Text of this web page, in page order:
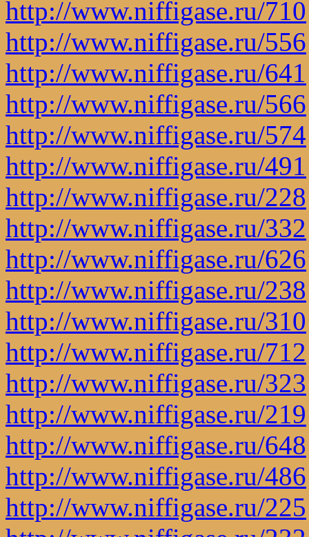
http://www.niffigase.ru/710
http://www.niffigase.ru/556
http://www.niffigase.ru/641
http://www.niffigase.ru/566
http://www.niffigase.ru/574
http://www.niffigase.ru/491
http://www.niffigase.ru/228
http://www.niffigase.ru/332
http://www.niffigase.ru/626
http://www.niffigase.ru/238
http://www.niffigase.ru/310
http://www.niffigase.ru/712
http://www.niffigase.ru/323
http://www.niffigase.ru/219
http://www.niffigase.ru/648
http://www.niffigase.ru/486
http://www.niffigase.ru/225